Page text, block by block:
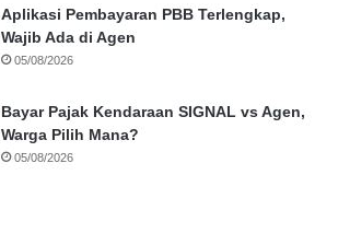
Aplikasi Pembayaran PBB Terlengkap,
Wajib Ada di Agen
05/08/2026
Bayar Pajak Kendaraan SIGNAL vs Agen,
Warga Pilih Mana?
05/08/2026